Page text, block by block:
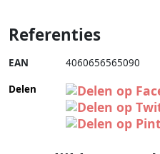
Referenties
EAN 4060656565090
Delen